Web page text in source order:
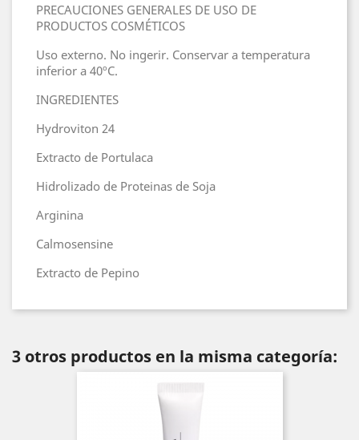
PRECAUCIONES GENERALES DE USO DE
PRODUCTOS COSMÉTICOS
Uso externo. No ingerir. Conservar a temperatura
inferior a 40ºC.
INGREDIENTES
Hydroviton 24
Extracto de Portulaca
Hidrolizado de Proteinas de Soja
Arginina
Calmosensine
Extracto de Pepino
3 otros productos en la misma categoría: